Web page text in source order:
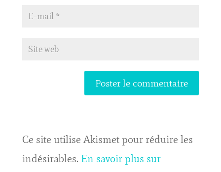
Ce site utilise Akismet pour réduire les
indésirables. En savoir plus sur